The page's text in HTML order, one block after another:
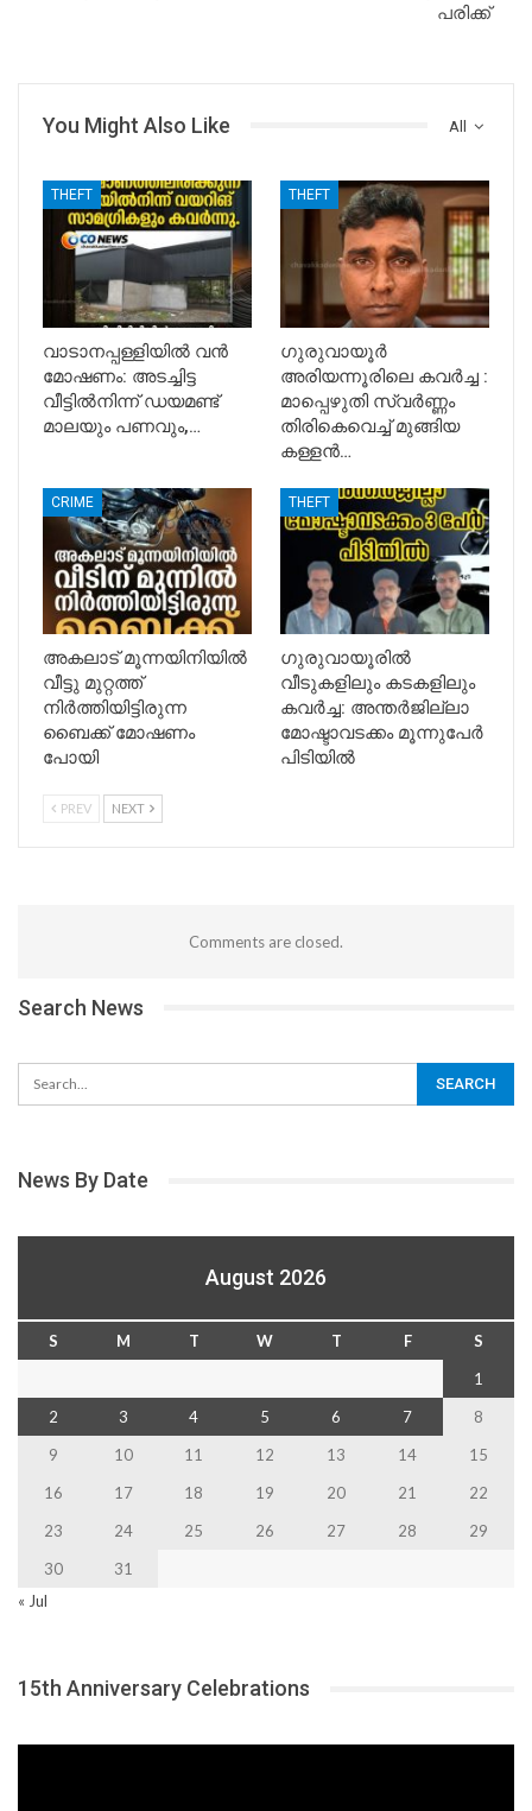
പരിക്ക്
All
You Might Also Like
THEFT
വാടാനപ്പള്ളിയിൽ വൻ
മോഷണം: അടച്ചിട്ട
വീട്ടിൽനിന്ന് ഡയമണ്ട്
മാലയും പണവും,…
THEFT
ഗുരുവായൂർ
അരിയന്നൂരിലെ കവർച്ച :
മാപ്പെഴുതി സ്വർണ്ണം
തിരികെവെച്ച് മുങ്ങിയ
കള്ളൻ…
CRIME
അകലാട് മൂന്നയിനിയിൽ
വീട്ടു മുറ്റത്ത്
നിർത്തിയിട്ടിരുന്ന
ബൈക്ക് മോഷണം
പോയി
THEFT
ഗുരുവായൂരിൽ
വീടുകളിലും കടകളിലും
കവർച്ച: അന്തർജില്ലാ
മോഷ്ടാവടക്കം മൂന്നുപേർ
പിടിയിൽ
PREV NEXT
Comments are closed.
Search News
News By Date
August 2026
S M T W T F
S
1
2
3 4 5 6 7
8
9
10 11 12 13 14
15
16
17 18 19 20 21
22
23
24 25 26 27 28
29
30
31
« Jul
15th Anniversary Celebrations